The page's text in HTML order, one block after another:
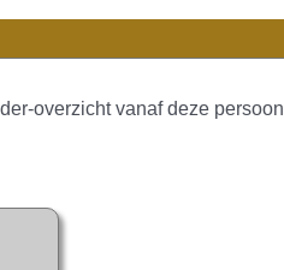
overzicht vanaf deze persoon